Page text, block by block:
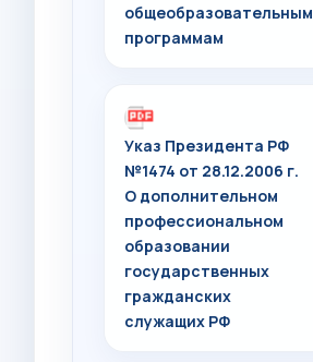
общеобразовательным
программам
Указ Президента РФ
№1474 от 28.12.2006 г.
О дополнительном
профессиональном
образовании
государственных
гражданских
служащих РФ